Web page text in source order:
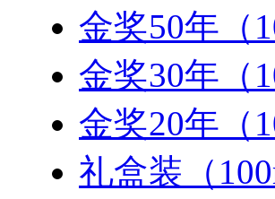
金奖50年（
金奖30年（
金奖20年（
礼盒装（